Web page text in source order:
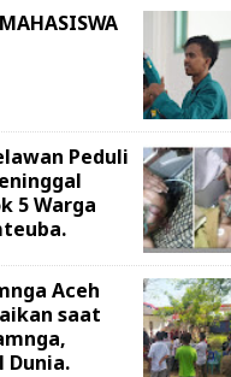
Peduli
5 Warga
Aceh
saat
Dunia.